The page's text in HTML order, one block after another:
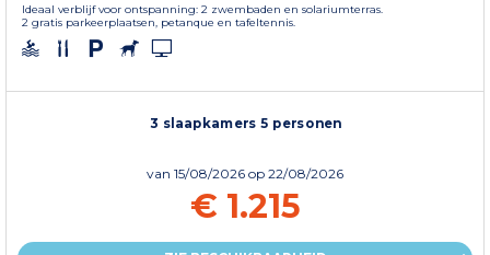
Ideaal verblijf voor ontspanning: 2 zwembaden en solariumterras.
2 gratis parkeerplaatsen, petanque en tafeltennis.
3 slaapkamers 5 personen
van 15/08/2026 op 22/08/2026
€ 1.215